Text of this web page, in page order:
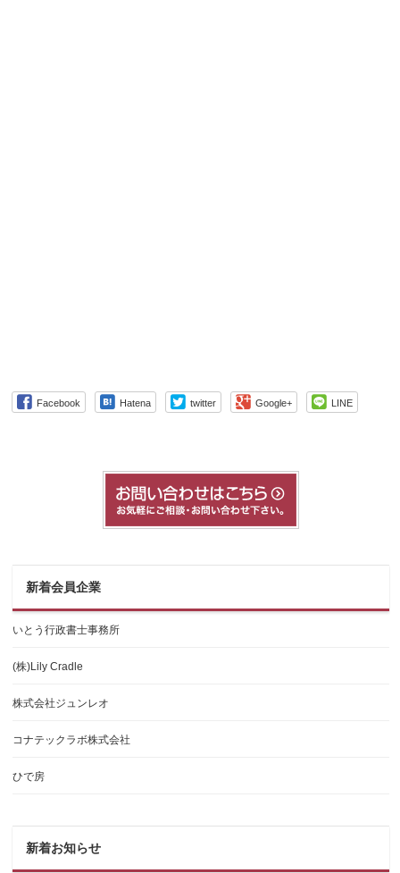
Facebook Hatena twitter Google+ LINE
新着会員企業
いとう行政書士事務所
(株)Lily Cradle
株式会社ジュンレオ
コナテックラボ株式会社
ひで房
新着お知らせ